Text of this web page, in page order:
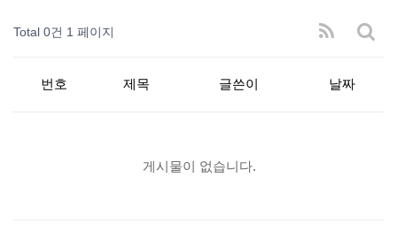
Total 0건 1 페이지
번호 제목 글쓴이 날짜
게시물이 없습니다.